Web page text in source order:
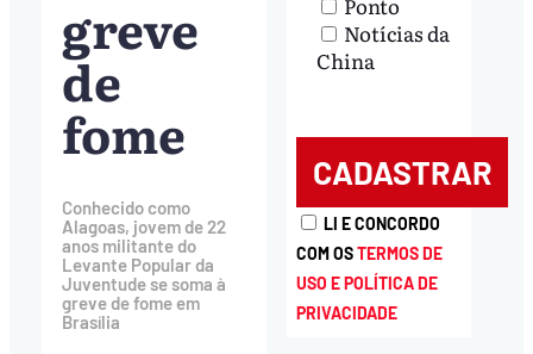
greve
de
fome
Conhecido como
Alagoas, jovem de 22
anos militante do
Levante Popular da
Juventude se soma à
greve de fome em
Brasília
Notícias da
China
LI E CONCORDO
COM OSTERMOS DE
USO E POLÍTICA DE
PRIVACIDADE